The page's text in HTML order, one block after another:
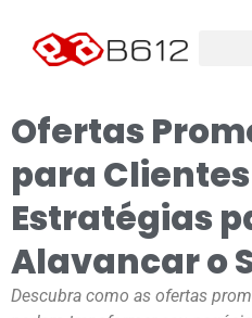
Ofertas
para
Estratégias
Alavancar o
Descubra como as ofertas